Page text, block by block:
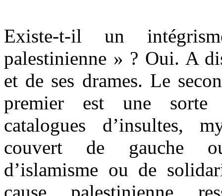
Existe-t-il un
palestinienne » ? Oui. A
et de ses drames. Le
premier est une
catalogues d’insultes,
couvert de gauche
d’islamisme ou de